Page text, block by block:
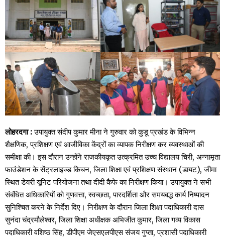
लोहरदगा :उपायुक्त संदीप कुमार मीना ने गुरुवार को कुडू प्रखंड के विभिन्न
शैक्षणिक, प्रशिक्षण एवं आजीविका केंद्रों का व्यापक निरीक्षण कर व्यवस्थाओं की
समीक्षा की। इस दौरान उन्होंने राजकीयकृत उत्क्रमित उच्च विद्यालय चिरी, अन्नामृता
फाउंडेशन के सेंट्रलाइज्ड किचन, जिला शिक्षा एवं प्रशिक्षण संस्थान (डायट), जीमा
स्थित डेयरी यूनिट परियोजना तथा दीदी कैफे का निरीक्षण किया। उपायुक्त ने सभी
संबंधित अधिकारियों को गुणवत्ता, स्वच्छता, पारदर्शिता और समयबद्ध कार्य निष्पादन
सुनिश्चित करने के निर्देश दिए। निरीक्षण के दौरान जिला शिक्षा पदाधिकारी दास
सुनंदा चंद्रमौलेश्वर, जिला शिक्षा अधीक्षक अभिजीत कुमार, जिला गव्य विकास
पदाधिकारी वशिष्ठ सिंह, डीपीएम जेएसएलपीएस संजय गुप्ता, प्रशासी पदाधिकारी